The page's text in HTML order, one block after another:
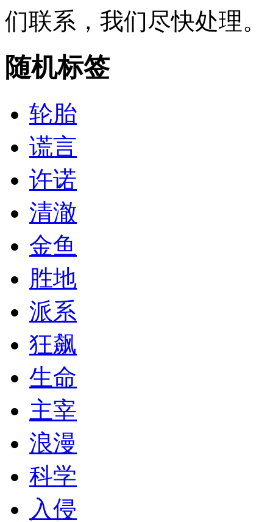
们联系，我们尽快处理。
随机标签
轮胎
谎言
许诺
清澈
金鱼
胜地
派系
狂飙
生命
主宰
浪漫
科学
入侵